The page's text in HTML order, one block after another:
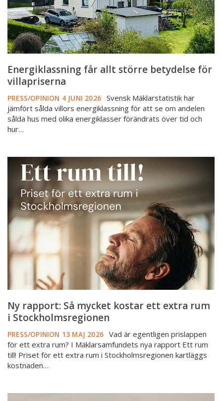
Energiklassning får allt större betydelse för
villapriserna
PRESS/OPINION 4 JUNI 2026 Svensk Mäklarstatistik har
jämfört sålda villors energiklassning för att se om andelen
sålda hus med olika energiklasser förändrats över tid och
hur…
Ny
rapport:
mycket
kostar
extra
rum
Stockholmsregionen
Ny rapport: Så mycket kostar ett extra rum
i Stockholmsregionen
PRESS/OPINION 13 MAJ 2026 Vad är egentligen prislappen
för ett extra rum? I Mäklarsamfundets nya rapport Ett rum
till! Priset för ett extra rum i Stockholmsregionen kartläggs
kostnaden…
Så